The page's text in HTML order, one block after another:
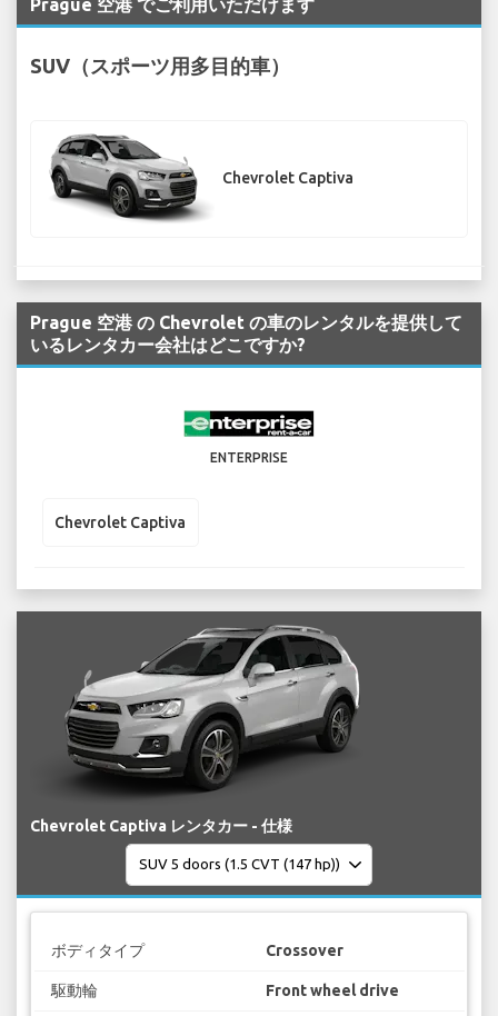
Prague 空港 でご利用いただけます
SUV（スポーツ用多目的車）
Chevrolet Captiva
Prague 空港 の Chevrolet の車のレンタルを提供して
いるレンタカー会社はどこですか?
ENTERPRISE
Chevrolet Captiva
Chevrolet Captiva レンタカー - 仕様
ボディタイプ Crossover
駆動輪 Front wheel drive